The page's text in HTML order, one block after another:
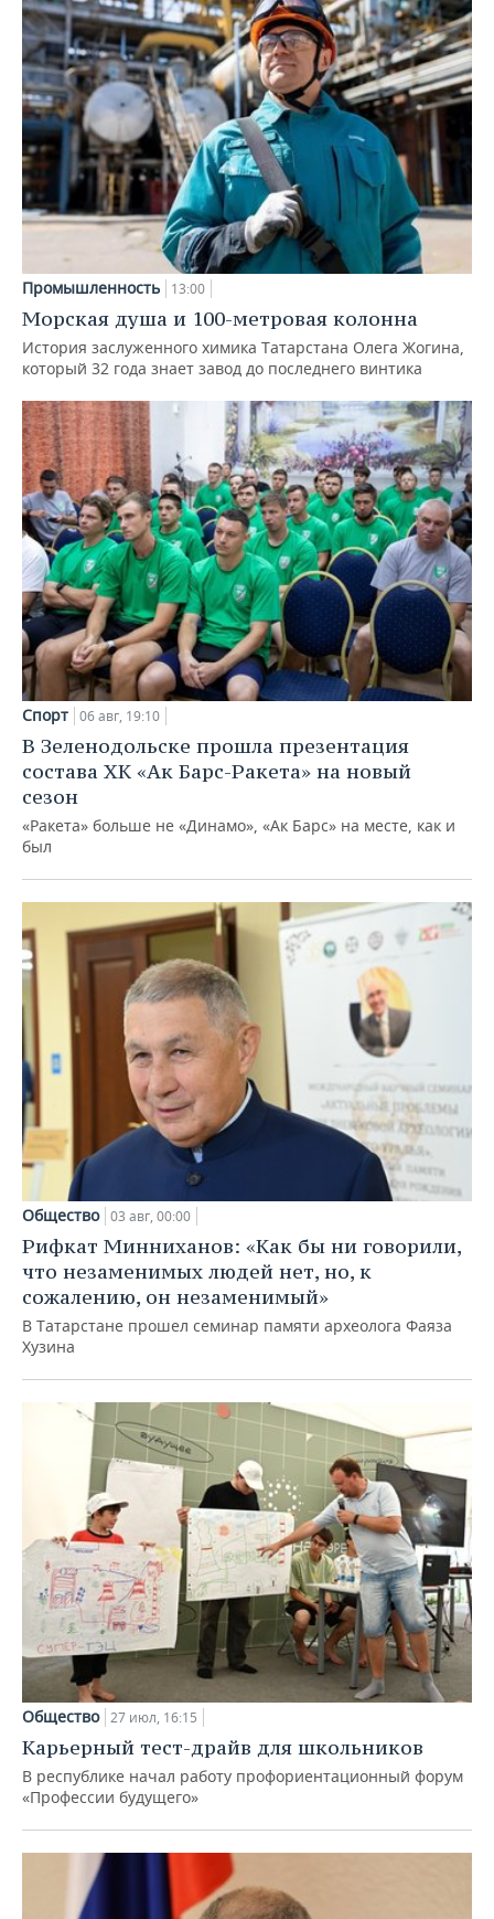
Промышленность 13:00
Морская душа и 100-метровая колонна
История заслуженного химика Татарстана Олега Жогина,
который 32 года знает завод до последнего винтика
Спорт 06 авг, 19:10
В Зеленодольске прошла презентация
состава ХК «Ак Барс-Ракета» на новый
сезон
«Ракета» больше не «Динамо», «Ак Барс» на месте, как и
был
Общество 03 авг, 00:00
Рифкат Минниханов: «Как бы ни говорили,
что незаменимых людей нет, но, к
сожалению, он незаменимый»
В Татарстане прошел семинар памяти археолога Фаяза
Хузина
Общество 27 июл, 16:15
Карьерный тест-драйв для школьников
В республике начал работу профориентационный форум
«Профессии будущего»